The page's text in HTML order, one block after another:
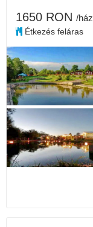
1650 RON /ház
Étkezés feláras